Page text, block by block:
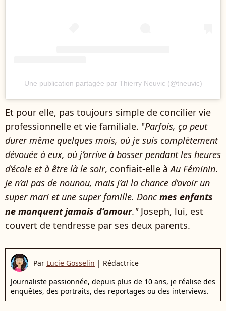
Une publication partagée par Thierry Neuvic (@tneuvic)
Et pour elle, pas toujours simple de concilier vie
professionnelle et vie familiale. "Parfois, ça peut
durer même quelques mois, où je suis complètement
dévouée à eux, où j’arrive à bosser pendant les heures
d’école et à être là le soir, confiait-elle àAu Féminin.
Je n’ai pas de nounou, mais j’ai la chance d’avoir un
super mari et une super famille. Doncmes enfants
ne manquent jamais d’amour."Joseph, lui, est
couvert de tendresse par ses deux parents.
Par Lucie Gosselin | Rédactrice
Journaliste passionnée, depuis plus de 10 ans, je réalise des
enquêtes, des portraits, des reportages ou des interviews.